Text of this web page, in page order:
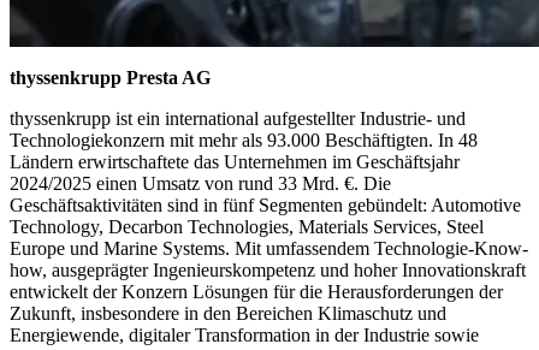
thyssenkrupp Presta AG
thyssenkrupp ist ein international aufgestellter Industrie- und
Technologiekonzern mit mehr als 93.000 Beschäftigten. In 48
Ländern erwirtschaftete das Unternehmen im Geschäftsjahr
2024/2025 einen Umsatz von rund 33 Mrd. €. Die
Geschäftsaktivitäten sind in fünf Segmenten gebündelt: Automotive
Technology, Decarbon Technologies, Materials Services, Steel
Europe und Marine Systems. Mit umfassendem Technologie-Know-
how, ausgeprägter Ingenieurskompetenz und hoher Innovationskraft
entwickelt der Konzern Lösungen für die Herausforderungen der
Zukunft, insbesondere in den Bereichen Klimaschutz und
Energiewende, digitaler Transformation in der Industrie sowie